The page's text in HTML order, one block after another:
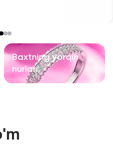
Baxtning yorqin
nurlari